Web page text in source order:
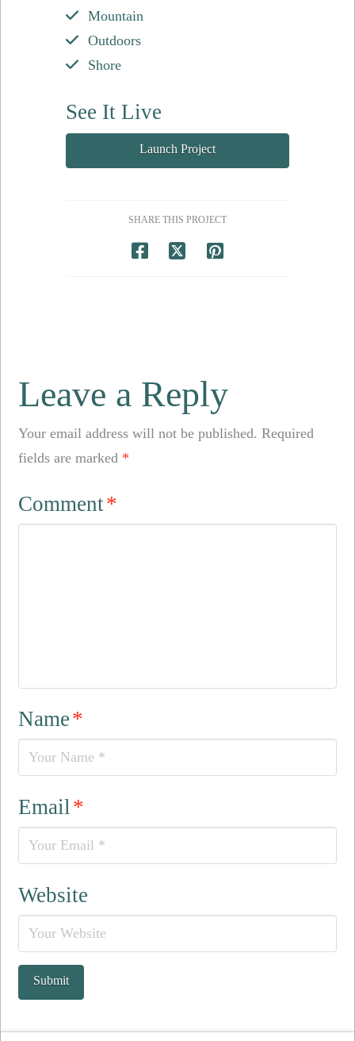
Mountain
Outdoors
Shore
See It Live
Launch Project
SHARE THIS PROJECT
Leave a Reply
Your email address will not be published. Required
fields are marked *
Comment*
Name*
Email*
Website